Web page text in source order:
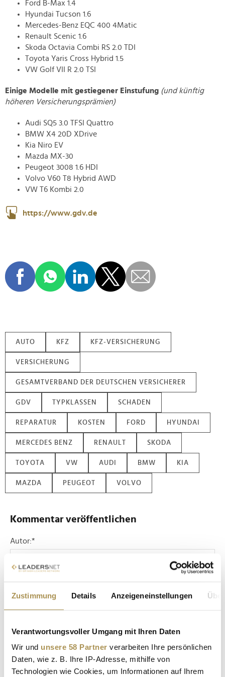
Zustimmung Details Anzeigeneinstellungen
Verantwortungsvoller Umgang mit Ihren Daten
Wir und unsere 58 Partner verarbeiten Ihre persönlichen
Daten, wie z. B. Ihre IP-Adresse, mithilfe von
Technologien wie Cookies, um Informationen auf Ihrem
Ford B-Max 1.4
Hyundai Tucson 1.6
Mercedes-Benz EQC 400 4Matic
Renault Scenic 1.6
Skoda Octavia Combi RS 2.0 TDI
Toyota Yaris Cross Hybrid 1.5
VW Golf VII R 2.0 TSI
Einige Modelle mit gestiegener Einstufung (und künftig
höheren Versicherungsprämien)
Audi SQ5 3.0 TFSI Quattro
BMW X4 20D XDrive
Kia Niro EV
Mazda MX-30
Peugeot 3008 1.6 HDI
Volvo V60 T8 Hybrid AWD
VW T6 Kombi 2.0
https://www.gdv.de
AUTO KFZ KFZ-VERSICHERUNG
VERSICHERUNG
GESAMTVERBAND DER DEUTSCHEN VERSICHERER
GDV TYPKLASSEN SCHADEN
REPARATUR KOSTEN FORD HYUNDAI
MERCEDES BENZ RENAULT SKODA
TOYOTA VW AUDI BMW KIA
MAZDA PEUGEOT VOLVO
Kommentar veröffentlichen
Autor:*
Kommentar:*
Sicherheitscode bestätigen: *